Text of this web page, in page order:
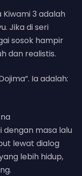
3 adalah
Jika di seri
sosok hampir
dan realistis.
Ia adalah:
masa lalu
lewat dialog
lebih hidup,